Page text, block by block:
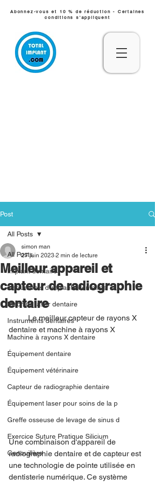
Abonnez-vous et 10 % de réduction - Certaines
conditions s'appliquent
Post
All Posts
Implant dentaire
instruments d'implants dentaires
Machine laser dentaire
Instruments dentaires
Machine à rayons X dentaire
Équipement dentaire
Équipement vétérinaire
Capteur de radiographie dentaire
Équipement laser pour soins de la p
Greffe osseuse de levage de sinus d
Exercice Suture Pratique Silicium
Genouillère
All Posts
Meilleur appareil et
capteur de radiographie
dentaire
simon man
27 juin 2023 2 min de lecture
	Le meilleur capteur de rayons X
dentaire et machine à rayons X
Une combinaison d'appareil de
radiographie dentaire et de capteur est
une technologie de pointe utilisée en
dentisterie numérique. Ce système